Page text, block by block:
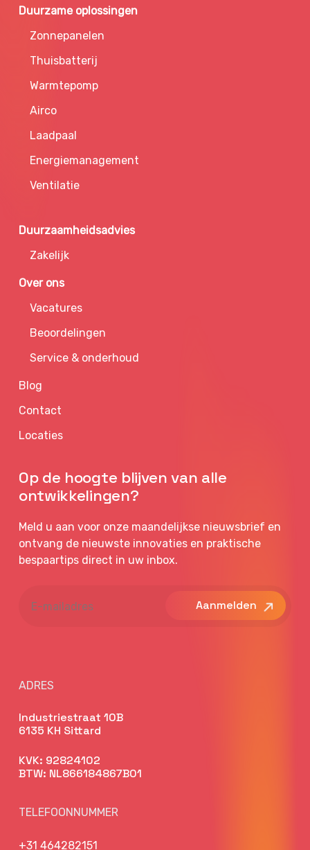
Duurzame oplossingen
Zonnepanelen
Thuisbatterij
Warmtepomp
Airco
Laadpaal
Energiemanagement
Ventilatie
Duurzaamheidsadvies
Zakelijk
Over ons
Vacatures
Beoordelingen
Service & onderhoud
Blog
Contact
Locaties
Op de hoogte blijven van alle
ontwikkelingen?
Meld u aan voor onze maandelijkse nieuwsbrief en
ontvang de nieuwste innovaties en praktische
bespaartips direct in uw inbox.
mailadres
ADRES
Industriestraat 10B
6135 KH Sittard
KVK: 92824102
BTW: NL866184867B01
TELEFOONNUMMER
+31 464282151